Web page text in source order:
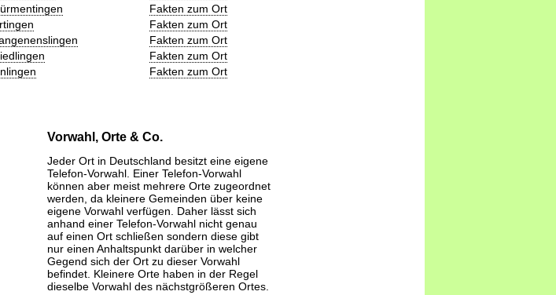
Fakten zum Ort
Fakten zum Ort
Fakten zum Ort
Fakten zum Ort
Fakten zum Ort
Vorwahl, Orte & Co.
Jeder Ort in Deutschland besitzt eine eigene
Telefon-Vorwahl. Einer Telefon-Vorwahl
können aber meist mehrere Orte zugeordnet
werden, da kleinere Gemeinden über keine
eigene Vorwahl verfügen. Daher lässt sich
anhand einer Telefon-Vorwahl nicht genau
auf einen Ort schließen sondern diese gibt
nur einen Anhaltspunkt darüber in welcher
Gegend sich der Ort zu dieser Vorwahl
befindet. Kleinere Orte haben in der Regel
dieselbe Vorwahl des nächstgrößeren Ortes.